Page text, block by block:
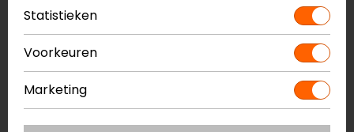
Gebruik een schone microvezeldoek om
eventueel achtergebleven vuil voorzichtig te
verwijderen.
3. Drogen en opnieuw plaatsen
Statistieken
Voorkeuren
Marketing